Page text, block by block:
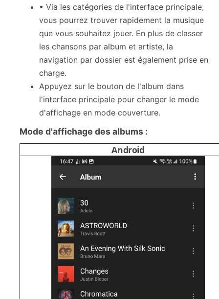
• Via les catégories de l'interface principale,
vous pourrez trouver rapidement la musique
que vous souhaitez jouer. En plus de classer
les chansons par album et artiste, la
navigation par dossier est également prise en
charge.
Appuyez sur le bouton de l'album dans
l'interface principale pour changer le mode
d'affichage en mode couverture.
Mode d'affichage des albums :
Android